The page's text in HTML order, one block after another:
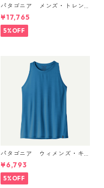
パタゴニア メンズ・トレン
トシェル 3L・レイン・パンツ
（ショート） (カラー Black)
Patagonia Men's Torrentshe
ll 3L Rain Pants - Short 日本
¥17,765
5%OFF
パタゴニア ウィメンズ・キ
ャプリーン・クール・ウルト
ラ・タンク Aquatic Blue - Li
ght Aquatic Blue X-Dye 447
40 日本正規品
¥6,793
5%OFF